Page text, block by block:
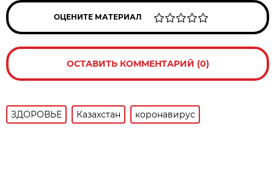
ОЦЕНИТЕ МАТЕРИАЛ
ОСТАВИТЬ КОММЕНТАРИЙ (0)
ЗДОРОВЬЕ Казахстан коронавирус